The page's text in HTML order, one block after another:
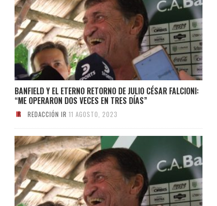
BANFIELD Y EL ETERNO RETORNO DE JULIO CÉSAR FALCIONI:
“ME OPERARON DOS VECES EN TRES DÍAS”
REDACCIÓN IR 11 AGOSTO, 2023